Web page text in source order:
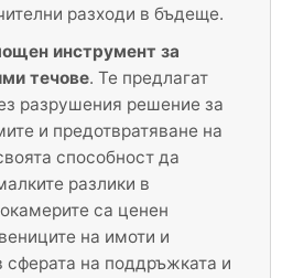
разходи в бъдеще.
инструмент за
течове. Те предлагат
разрушения решение за
и предотвратяване на
способност да
разлики в
са ценен
на имоти и
сферата на поддръжката и